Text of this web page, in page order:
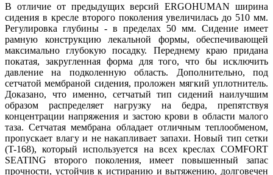
В отличие от предыдущих версий ERGOHUMAN ширина
сидения в кресле второго поколения увеличилась до 510 мм.
Регулировка глубины - в пределах 50 мм. Сидение имеет
рамную конструкцию лекальной формы, обеспечивающей
максимально глубокую посадку. Переднему краю придана
покатая, закругленная форма для того, что бы исключить
давление на подколенную область. Дополнительно, под
сетчатой мембраной сидения, проложен мягкий уплотнитель.
Доказано, что именно, сетчатый тип сидений наилучшим
образом распределяет нагрузку на бедра, препятствуя
концентрации напряжения и застою крови в области малого
таза. Сетчатая мембрана обладает отличным теплообменом,
пропускает влагу и не накапливает запахи. Новый тип сетки
(T-168), который используется на всех креслах COMFORT
SEATING второго поколения, имеет повышенный запас
прочности, устойчив к истиранию и вытяжению, долговечен